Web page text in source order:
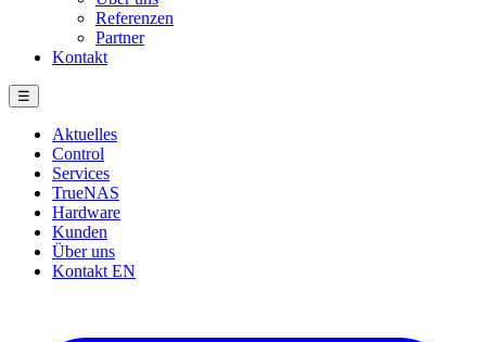
Referenzen
Partner
Kontakt
☰
Aktuelles
Control
Services
TrueNAS
Hardware
Kunden
Über uns
Kontakt EN